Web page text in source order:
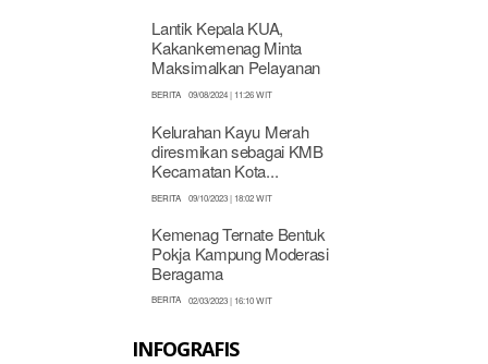
Lantik Kepala KUA,
Kakankemenag Minta
Maksimalkan Pelayanan
BERITA 09/08/2024 | 11:26 WIT
Kelurahan Kayu Merah
diresmikan sebagai KMB
Kecamatan Kota...
BERITA 09/10/2023 | 18:02 WIT
Kemenag Ternate Bentuk
Pokja Kampung Moderasi
Beragama
BERITA 02/03/2023 | 16:10 WIT
INFOGRAFIS